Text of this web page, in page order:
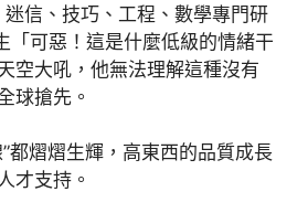
信、技巧、工程、數學專門研
「可惡！這是什麼低級的情緒干
空大吼，他無法理解這種沒有
球搶先。
都熠熠生輝，高東西的品質成長
才支持。